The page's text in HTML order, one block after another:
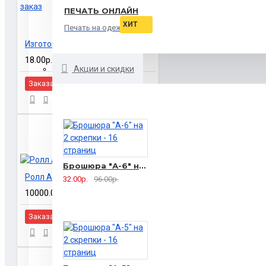
ПЕЧАТЬ ОНЛАЙН
Печать на одежде
Акции и скидки
Брошюра "А-6" на 2 скрепки - 16 страниц
32.00р. 96.00р.
ХИТ
18.00р.
Заказать
Ролл Ап на выставку
10000.00р.
Заказать